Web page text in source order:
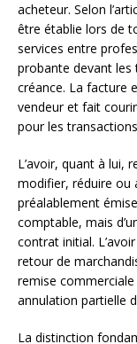
acheteur. Selon
être établie lors de
services entre
probante devant les
créance. La facture
vendeur et fait
pour les
L’avoir, quant à lui,
modifier, réduire ou
préalablement
comptable, mais
contrat initial.
retour de
remise
annulation partielle
La distinction